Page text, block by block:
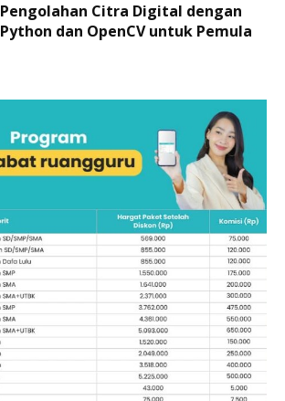
Pengolahan Citra Digital dengan
Python dan OpenCV untuk Pemula